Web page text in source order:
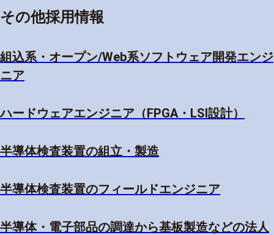
その他採用情報
組込系・オープン/Web系ソフトウェア開発エンジ
ニア
ハードウェアエンジニア（FPGA・LSI設計）
半導体検査装置の組立・製造
半導体検査装置のフィールドエンジニア
半導体・電子部品の調達から基板製造などの法人